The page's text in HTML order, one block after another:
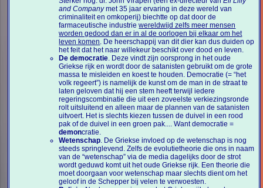
and Companymet 35 jaar ervaring in deze wereld van
criminaliteit en omkoperij) biechtte op dat door de
farmaceutische industriewereldwijd zelfs meer mensen
worden gedood dan er in al de oorlogen bij elkaar om het
leven komen. De heerschappij van dit dier kan dus duiden op
het feit dat het naar willekeur beschikt over dood en leven.
De democratie. Deze vindt zijn oorsprong in het oude
Griekse rijk en wordt door de satanisten gebruikt om de grote
massa te misleiden en koest te houden. Democratie (= “het
volk regeert”) is namelijk de kunst om de man in de straat te
laten geloven dat hij een stem heeft terwijl iedere
regeringscombinatie die uit een zoveelste verkiezingsronde
rolt uitsluitend en alleen maar de plannen van de satanisten
uitvoert. Het is slechts kiezen tussen de duivel in een rood
pak of de duivel in een groen pak.... Want democratie =
demoncratie.
Wetenschap. De Griekse invloed op de wetenschap is nog
steeds springlevend. Zelfs de evolutietheorie die ons in naam
van de “wetenschap” via de media dagelijks door de strot
wordt geduwd komt uit het oude Griekse rijk. Een theorie die
moet doorgaan voor wetenschap maar slechts dient om het
geloof in de Schepper bij velen te verwoesten.